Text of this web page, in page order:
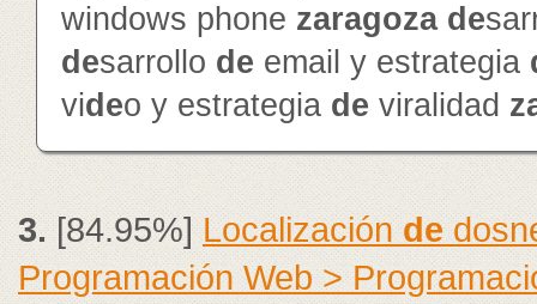
windows phone zaragoza de
desarrollo de email y estrategia
video y estrategia de viralidad
3. [84.95%]Localizaciónde
Programación Web >